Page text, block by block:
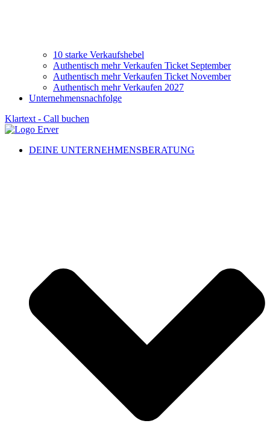
10 starke Verkaufshebel
Authentisch mehr Verkaufen Ticket September
Authentisch mehr Verkaufen Ticket November
Authentisch mehr Verkaufen 2027
Unternehmensnachfolge
Klartext - Call buchen
DEINE UNTERNEHMENSBERATUNG